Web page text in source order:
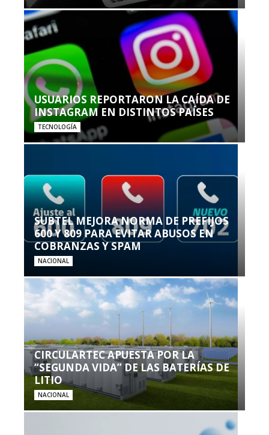
USUARIOS REPORTARON LA CAÍDA DE
INSTAGRAM EN DISTINTOS PAÍSES
TECNOLOGÍA
SUBTEL MEJORA NORMA DE PREFIJOS
600 Y 809 PARA EVITAR ABUSOS EN
COBRANZAS Y SPAM
NACIONAL
CIRCULARTEC APUESTA POR LA
“SEGUNDA VIDA” DE LAS BATERÍAS DE
LITIO
NACIONAL